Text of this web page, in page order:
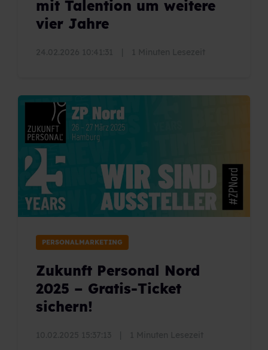
mit Talention um weitere
vier Jahre
PERSONALMARKETING
Zukunft Personal Nord
2025 – Gratis-Ticket
sichern!